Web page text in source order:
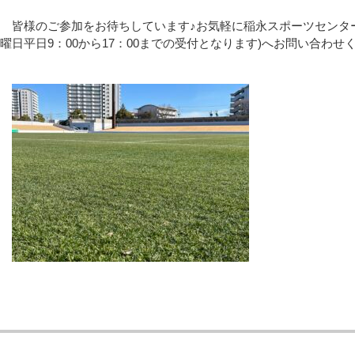
皆様のご参加をお待ちしています♪お気軽に稲永スポーツセン
曜日平日9：00から17：00までの受付となります)へお問い合わせ